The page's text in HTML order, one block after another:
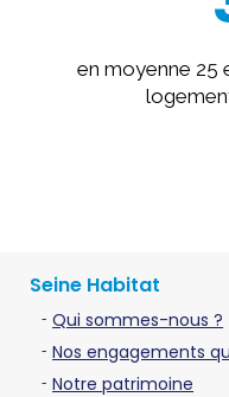
en moyenne 25
Seine Habitat
Qui sommes-nous ?
Nos engagements
Notre patrimoine